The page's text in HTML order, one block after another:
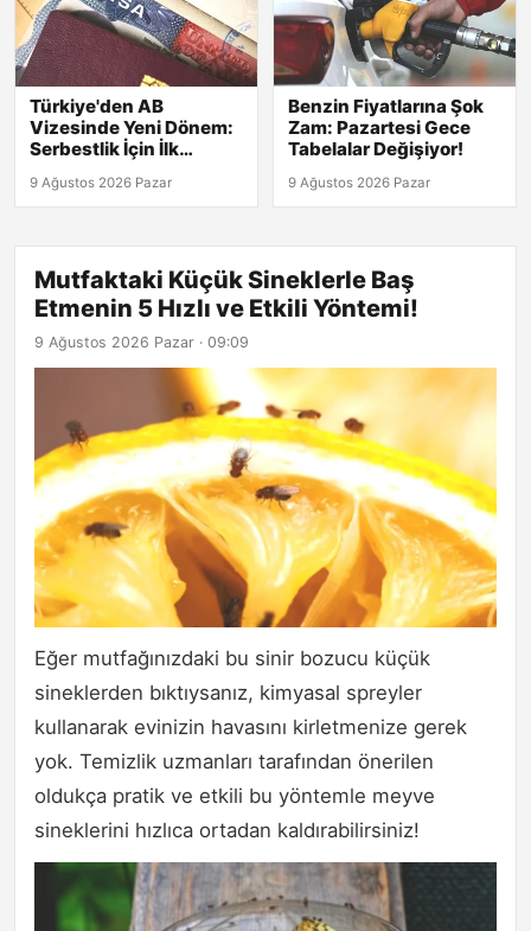
Türkiye'den AB
Vizesinde Yeni Dönem:
Serbestlik İçin İlk
9 Ağustos 2026 Pazar
Benzin Fiyatlarına Şok
Zam: Pazartesi Gece
Tabelalar Değişiyor!
9 Ağustos 2026 Pazar
Mutfaktaki Küçük Sineklerle Baş
Etmenin 5 Hızlı ve Etkili Yöntemi!
9 Ağustos 2026 Pazar · 09:09
Eğer mutfağınızdaki bu sinir bozucu küçük
sineklerden bıktıysanız, kimyasal spreyler
kullanarak evinizin havasını kirletmenize gerek
yok. Temizlik uzmanları tarafından önerilen
oldukça pratik ve etkili bu yöntemle meyve
sineklerini hızlıca ortadan kaldırabilirsiniz!